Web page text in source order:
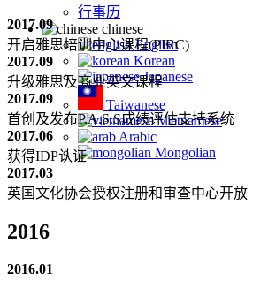
行事历
chinese
English
Korean
Japanese
Taiwanese
Vietnamese
Arabic
Mongolian
2017.09
开启雅思培训中心课程(PIRC)
2017.09
升级雅思及商业英文课程
2017.09
首创及发布P.A.S.S成绩评估支持系统
2017.06
获得IDP认证
2017.03
英国文化协会授权注册和审查中心开放
2016
2016.01